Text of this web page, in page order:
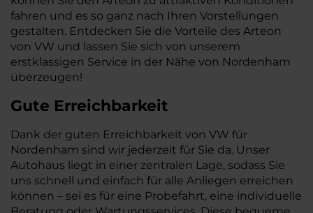
fahren und es so ganz nach Ihren Vorstellungen
gestalten. Entdecken Sie die Vorteile des Arteon
von VW und lassen Sie sich von unserem
erstklassigen Service in der Nähe von Nordenham
überzeugen!
Gute Erreichbarkeit
Dank der guten Erreichbarkeit von VW für
Nordenham sind wir jederzeit für Sie da. Unser
Autohaus liegt in einer zentralen Lage, sodass Sie
uns schnell und einfach für alle Anliegen erreichen
können – sei es für eine Probefahrt, eine individuelle